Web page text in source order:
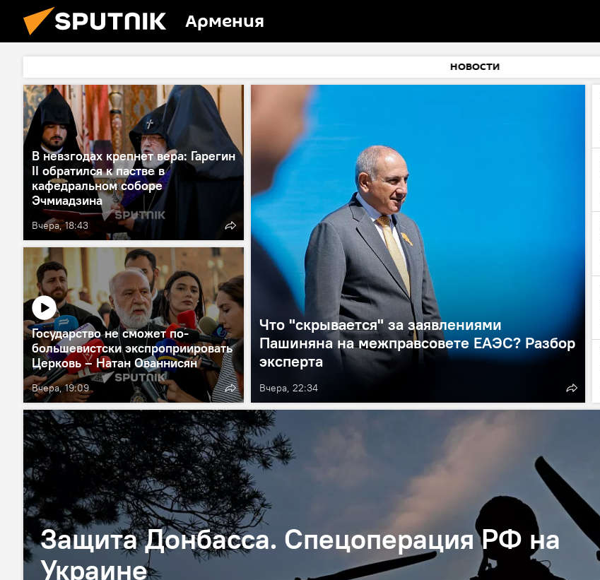
Армения
НОВОСТИ
В невзгодах крепнет вера: Гарегин
II обратился к пастве в
кафедральном соборе
Эчмиадзина
Вчера, 18:43
Что "скрывается" за заявлениями
Пашиняна на межправсовете ЕАЭС? Разбор
эксперта
Вчера, 22:34
Вчера, 19:09
Государство не сможет по-
большевистски экспроприировать
Церковь – Натан Ованнисян
Защита Донбасса. Спецоперация РФ на
Украине